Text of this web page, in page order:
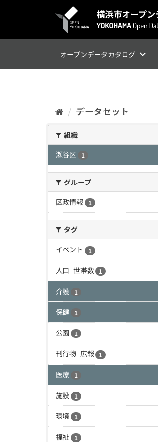
オープンデータカタログ
データセット
組織
瀬谷区
1
グループ
区政情報
1
タグ
イベント
1
人口_世帯数 1
介護 1
保健 1
公園 1
刊行物_広報 1
医療 1
施設 1
環境 1
福祉 1